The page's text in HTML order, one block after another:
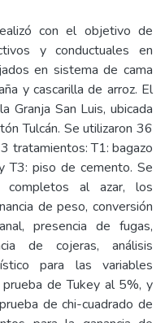
con el objetivo de
y conductuales en
en sistema de cama
y cascarilla de arroz. El
Granja San Luis, ubicada
Tulcán. Se utilizaron 36
tratamientos: T1: bagazo
T3: piso de cemento. Se
al azar, los
de peso, conversión
presencia de fugas,
de cojeras, análisis
para las variables
de Tukey al 5%, y
de chi-cuadrado de